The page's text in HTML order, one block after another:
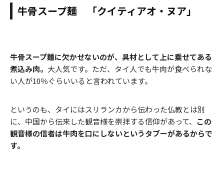
牛骨スープ麺 「クイティアオ・ヌア」
牛骨スープ麺に欠かせないのが、具材として上に乗せてある
煮込み肉。 大人気です。ただ、タイ人でも牛肉が食べられな
い人が10％ぐらいいると言われています。
というのも、タイにはスリランカから伝わった仏教とは別
に、中国から伝来した観音様を崇拝する信仰があって、 この
観音様の信者は牛肉を口にしないというタブーがあるからで
す。